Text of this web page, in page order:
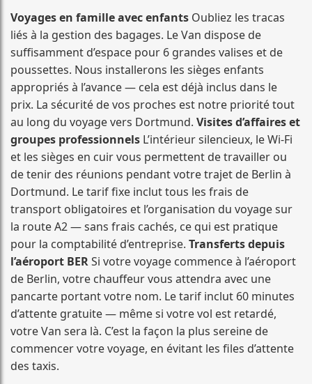
Voyages en famille avec enfants Oubliez les tracas
liés à la gestion des bagages. Le Van dispose de
suffisamment d’espace pour 6 grandes valises et de
poussettes. Nous installerons les sièges enfants
appropriés à l’avance — cela est déjà inclus dans le
prix. La sécurité de vos proches est notre priorité tout
au long du voyage vers Dortmund. Visites d’affaires et
groupes professionnels L’intérieur silencieux, le Wi-Fi
et les sièges en cuir vous permettent de travailler ou
de tenir des réunions pendant votre trajet de Berlin à
Dortmund. Le tarif fixe inclut tous les frais de
transport obligatoires et l’organisation du voyage sur
la route A2 — sans frais cachés, ce qui est pratique
pour la comptabilité d’entreprise. Transferts depuis
l’aéroport BERSi votre voyage commence à l’aéroport
de Berlin, votre chauffeur vous attendra avec une
pancarte portant votre nom. Le tarif inclut 60 minutes
d’attente gratuite — même si votre vol est retardé,
votre Van sera là. C’est la façon la plus sereine de
commencer votre voyage, en évitant les files d’attente
des taxis.